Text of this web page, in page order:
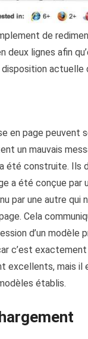
de
deux lignes afin
actuelle
en page peuvent
un mauvais
été construite. Ils
a été conçue par
par une autre qui
Cela
d’un modèle
c’est
excellents, mais il
établis.